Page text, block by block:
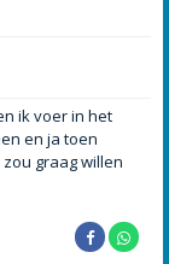
ik voer in het
en ja toen
graag willen